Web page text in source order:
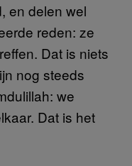
en delen wel
reden: ze
Dat is niets
nog steeds
we
Dat is het